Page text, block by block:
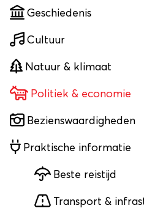
Geschiedenis
Cultuur
Natuur & klimaat
Politiek & economie
Bezienswaardigheden
Praktische informatie
Beste reistijd
Transport &